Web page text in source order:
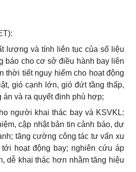
lượng và tính liên tục của số liệu
báo cho cơ sở điều hành bay liên
thời tiết nguy hiểm cho hoạt động
gió cạnh lớn, gió đứt tầng thấp,
và ra quyết định phù hợp;
người khai thác bay và KSVKL:
cập nhật bản tin cảnh báo, dự
tăng cường công tác tư vấn xu
hoạt động bay; nghiên cứu áp
dễ khai thác hơn nhằm tăng hiệu